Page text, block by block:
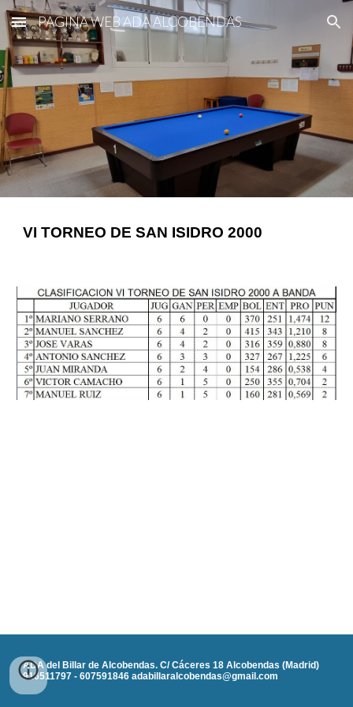
Skip to main content Skip to navigation
PAGINA WEB ADA ALCOBENDAS
VI TORNEO DE SAN ISIDRO 2000
ADA del Billar de Alcobendas. C/ Cáceres 18 Alcobendas (Madrid)
916511797 - 607591846 adabillaralcobendas@gmail.com